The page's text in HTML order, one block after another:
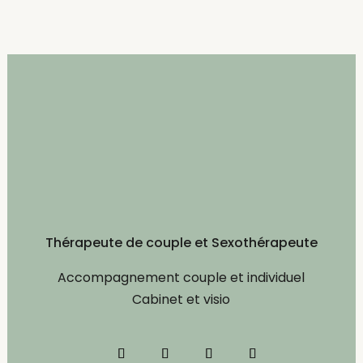
Thérapeute de couple et Sexothérapeute
Accompagnement couple et individuel
Cabinet et visio